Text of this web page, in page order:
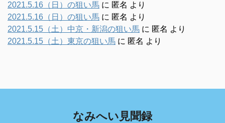
2021.5.16（日）の狙い馬 に 匿名 より
2021.5.16（日）の狙い馬 に 匿名 より
2021.5.15（土）中京・新潟の狙い馬 に 匿名 より
2021.5.15（土）東京の狙い馬 に 匿名 より
なみへい見聞録